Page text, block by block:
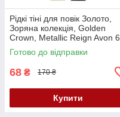
Рідкі тіні для повік Золото,
Зоряна колекція, Golden
Crown, Metallic Reign Avon 6
мл
Готово до відправки
68 ₴ 170 ₴
Купити